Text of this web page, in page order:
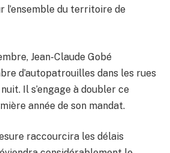
l’ensemble du territoire de
Jean-Claude Gobé
d’autopatrouilles dans les rues
Il s’engage à doubler ce
année de son mandat.
raccourcira les délais